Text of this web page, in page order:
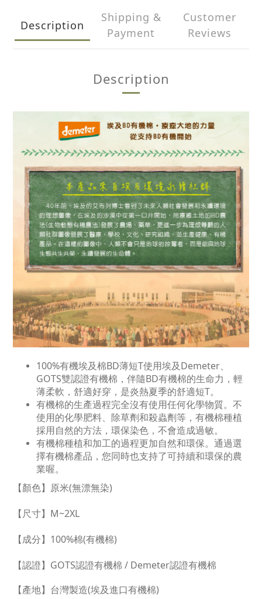
Description
Shipping &
Payment
Customer
Reviews
Description
100%有機埃及棉BD薄短T使用埃及Demeter、
GOTS雙認證有機棉，伴隨BD有機棉的生命力，輕
薄柔軟，舒適好穿，是炎熱夏季的舒適短T。
有機棉的生產過程完全沒有使用任何化學物質。不
使用的化學肥料、除草劑和殺蟲劑等，有機棉種植
採用自然的方法，環保染色，不會造成過敏。
有機棉種植和加工的過程更加自然和環保。通過選
擇有機棉產品，您同時也支持了可持續和環保的農
業喔。
【顏色】原米(無漂無染)
【尺寸】M~2XL
【成分】100%棉(有機棉)
【認證】GOTS認證有機棉 / Demeter認證有機棉
【產地】台灣製造(埃及進口有機棉)